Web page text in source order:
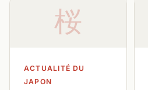
桜
ACTUALITÉ DU
JAPON